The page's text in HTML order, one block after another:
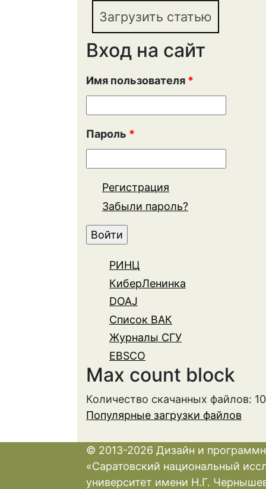
Загрузить статью
Вход на сайт
Имя пользователя *
Пароль *
Регистрация
Забыли пароль?
РИНЦ
КиберЛенинка
DOAJ
Список ВАК
Журналы СГУ
EBSCO
Max count block
Количество скачанных файлов:
Популярные загрузки файлов
© 2013-2026 Дизайн и
«Саратовский национальный
университет имени Н.Г.